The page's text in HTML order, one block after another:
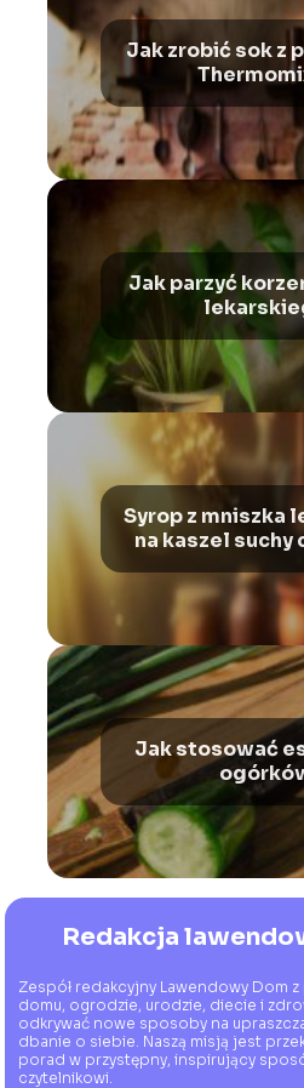
Jak zrobić sok z
Jak parzyć
Syrop z mniszka
na kaszel suchy
Jak stosować
Redakcja
Zespół redakcyjny Lawendowy Dom
domu, ogrodzie, urodzie, diecie i
odkrywać nowe sposoby na
dbanie o siebie. Naszą misją jest
porad w przystępny, inspirujący
czytelnikowi.